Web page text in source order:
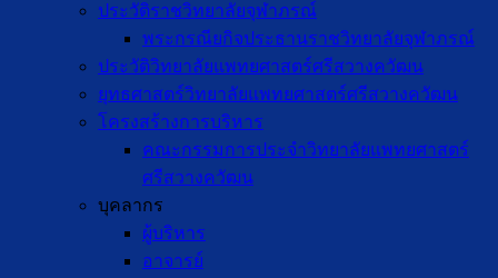
ประวัติราชวิทยาลัยจุฬาภรณ์
พระกรณียกิจประธานราชวิทยาลัยจุฬาภรณ์
ประวัติวิทยาลัยแพทยศาสตร์ศรีสวางควัฒน
ยุทธศาสตร์วิทยาลัยแพทยศาสตร์ศรีสวางควัฒน
โครงสร้างการบริหาร
คณะกรรมการประจำวิทยาลัยแพทยศาสตร์
ศรีสวางควัฒน
บุคลากร
ผู้บริหาร
อาจารย์